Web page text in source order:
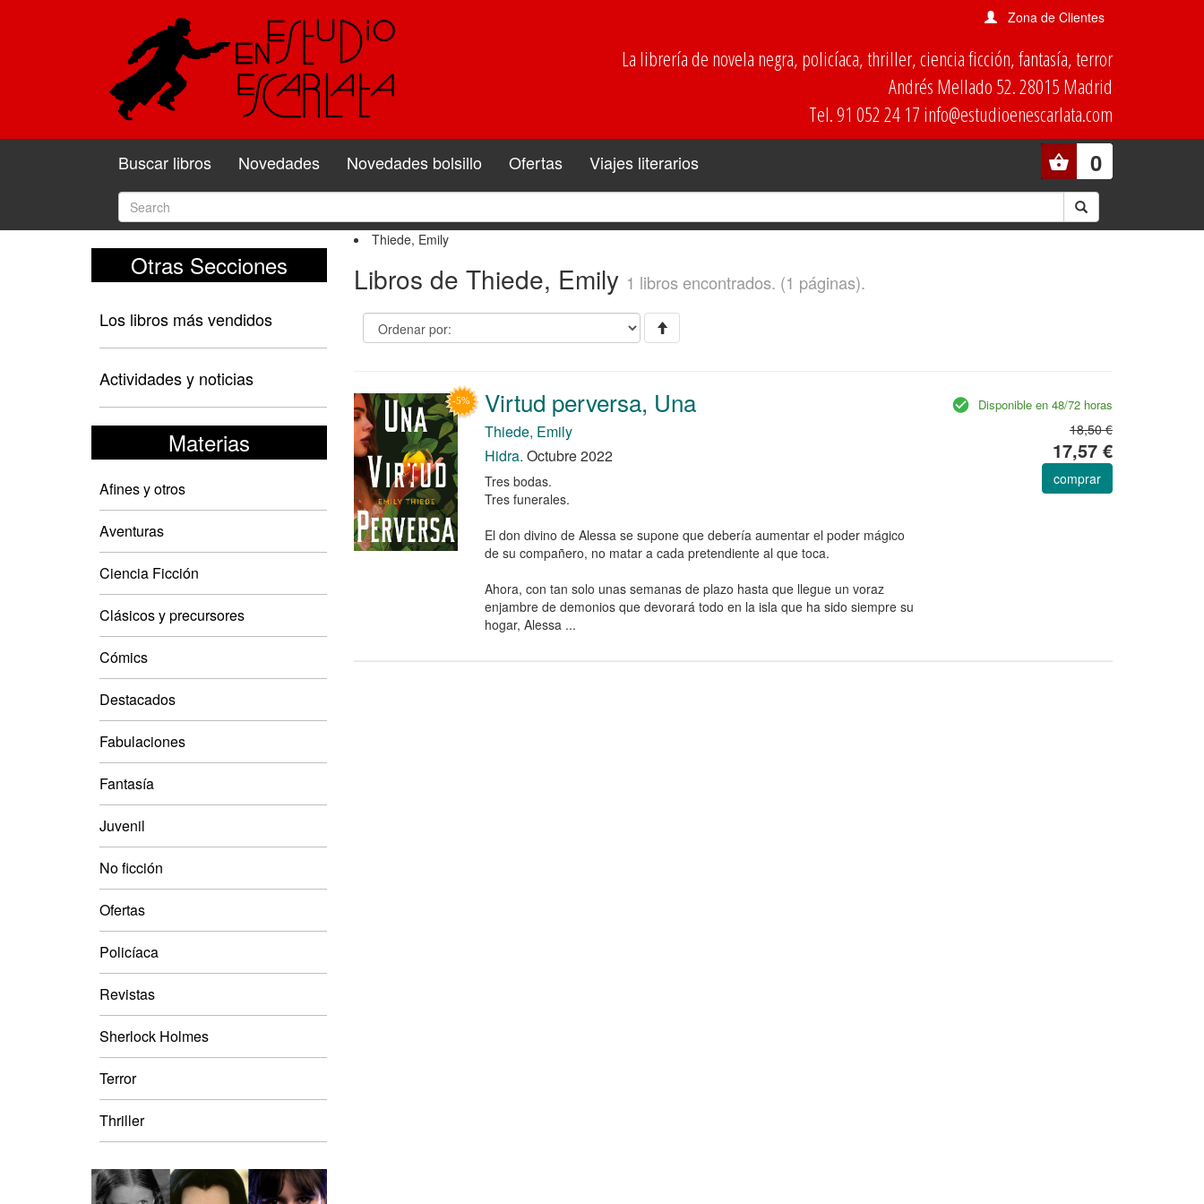
Zona de Clientes
La librería de novela negra, policíaca, thriller, ciencia ficción, fantasía, terror
Andrés Mellado 52. 28015 Madrid
Tel. 91 052 24 17 info@estudioenescarlata.com
0
Buscar libros Novedades Novedades bolsillo Ofertas Viajes literarios
Otras Secciones
Los libros más vendidos
Actividades y noticias
Materias
Afines y otros
Aventuras
Ciencia Ficción
Clásicos y precursores
Cómics
Destacados
Fabulaciones
Fantasía
Juvenil
No ficción
Ofertas
Policíaca
Revistas
Sherlock Holmes
Terror
Thriller
Thiede, Emily
Libros de Thiede, Emily 1 libros encontrados. (1 páginas).
Virtud perversa, Una
Thiede, Emily
Hidra. Octubre 2022
Tres bodas.
Tres funerales.
El don divino de Alessa se supone que debería aumentar el poder mágico
de su compañero, no matar a cada pretendiente al que toca.
Ahora, con tan solo unas semanas de plazo hasta que llegue un voraz
enjambre de demonios que devorará todo en la isla que ha sido siempre su
hogar, Alessa ...
Disponible en 48/72 horas
18,50 €
17,57 €
comprar